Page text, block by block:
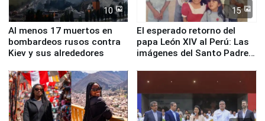
10
Al menos 17 muertos en
bombardeos rusos contra
Kiev y sus alrededores
15
El esperado retorno del
papa León XIV al Perú: Las
imágenes del Santo Padre